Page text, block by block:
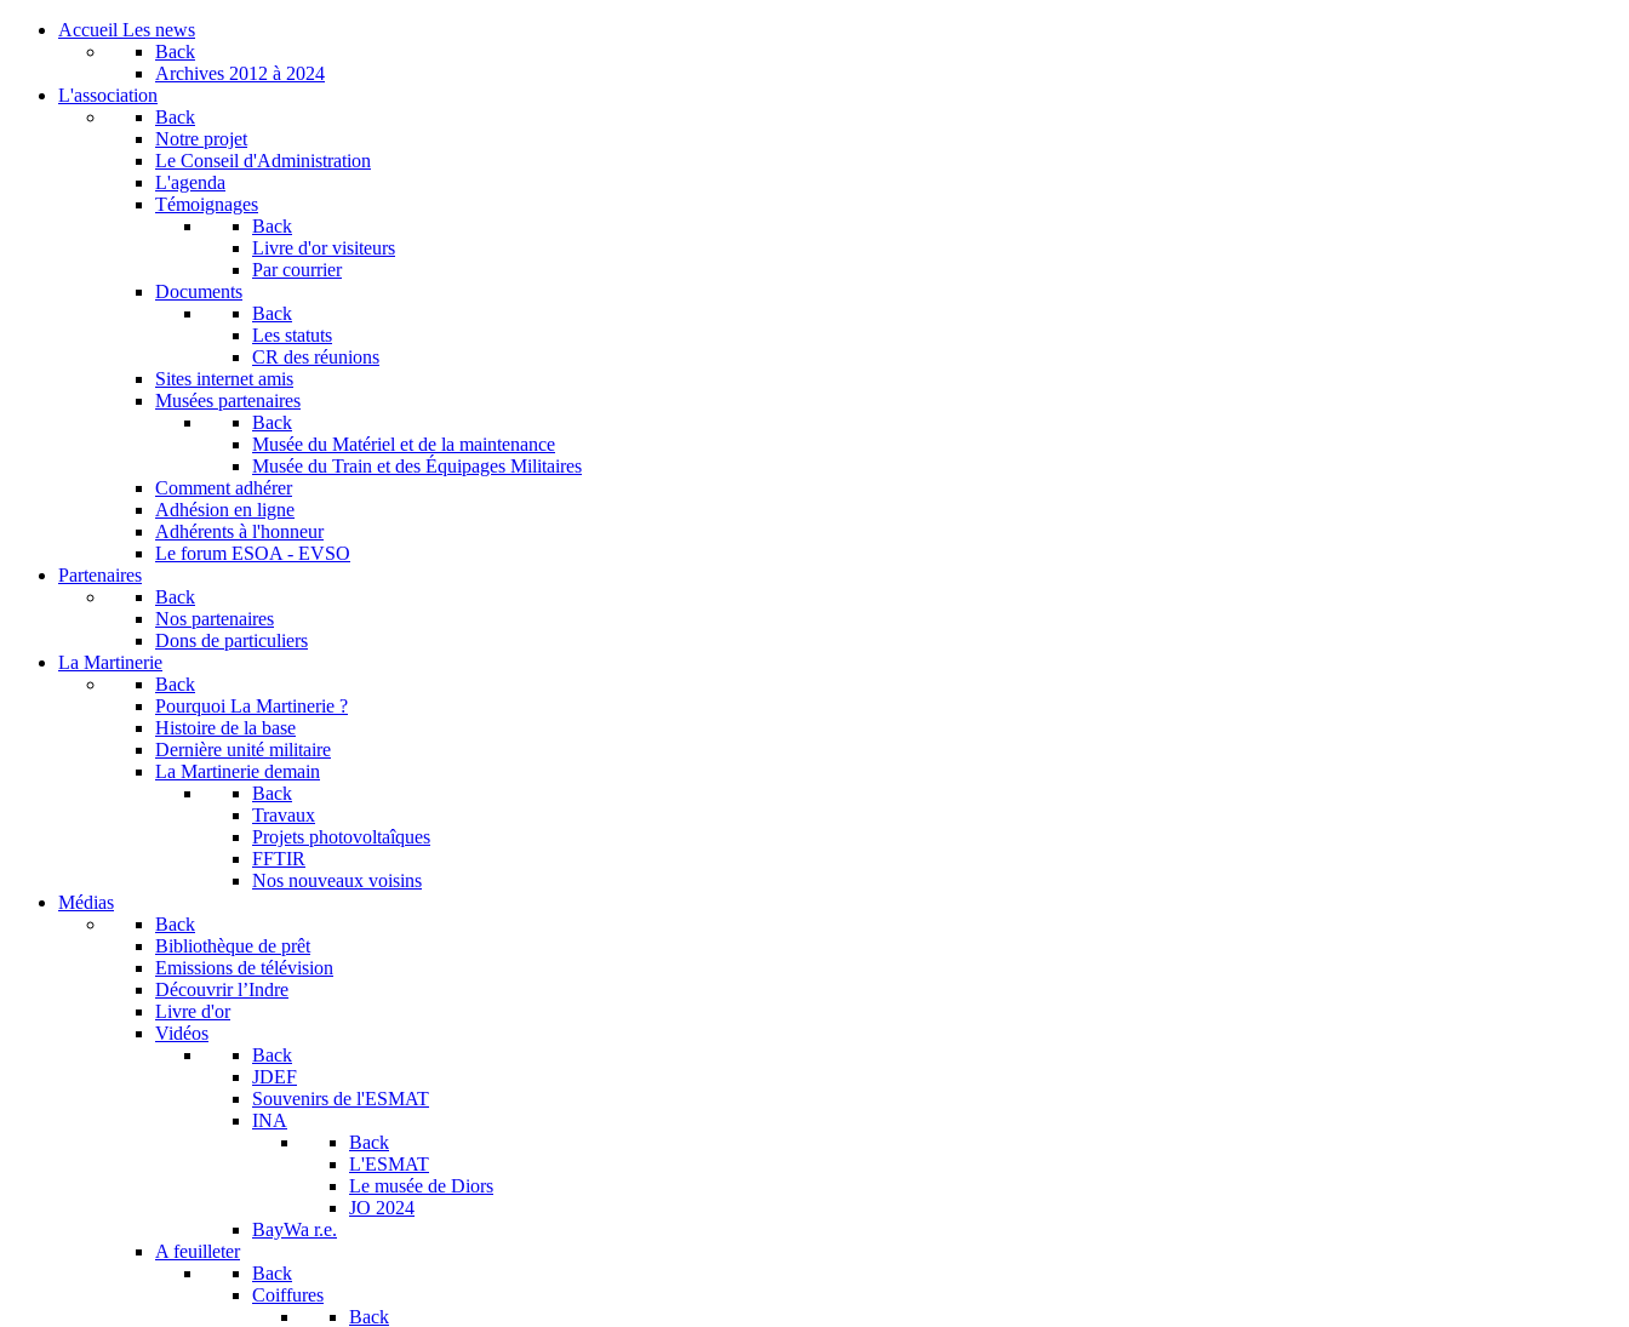
Accueil Les news
Back
Archives 2012 à 2024
L'association
Back
Notre projet
Le Conseil d'Administration
L'agenda
Témoignages
Back
Livre d'or visiteurs
Par courrier
Documents
Back
Les statuts
CR des réunions
Sites internet amis
Musées partenaires
Back
Musée du Matériel et de la maintenance
Musée du Train et des Équipages Militaires
Comment adhérer
Adhésion en ligne
Adhérents à l'honneur
Le forum ESOA - EVSO
Partenaires
Back
Nos partenaires
Dons de particuliers
La Martinerie
Back
Pourquoi La Martinerie ?
Histoire de la base
Dernière unité militaire
La Martinerie demain
Back
Travaux
Projets photovoltaîques
FFTIR
Nos nouveaux voisins
Médias
Back
Bibliothèque de prêt
Emissions de télévision
Découvrir l’Indre
Livre d'or
Vidéos
Back
JDEF
Souvenirs de l'ESMAT
INA
Back
L'ESMAT
Le musée de Diors
JO 2024
BayWa r.e.
A feuilleter
Back
Coiffures
Back